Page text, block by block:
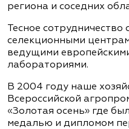
региона и соседних
Тесное
селекционными
ведущими
лабораториями.
В 2004 году наше
Всероссийской
«Золотая осень» где
медалью и дипломом